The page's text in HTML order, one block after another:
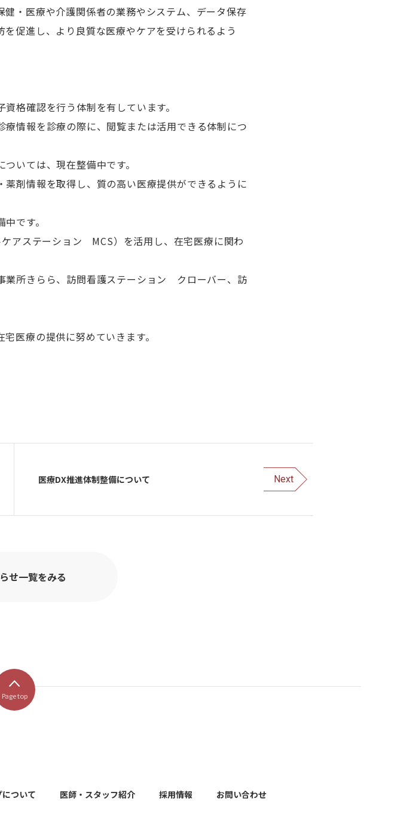
・医療や介護関係者の業務やシステム、データ保存
促進し、より良質な医療やケアを受けられるよう
格確認を行う体制を有しています。
情報を診療の際に、閲覧または活用できる体制につ
いては、現在整備中です。
剤情報を取得し、質の高い医療提供ができるように
です。
アステーション MCS）を活用し、在宅医療に関わ
業所きらら、訪問看護ステーション クローバー、訪
医療の提供に努めていきます。
Next
医療DX推進体制整備について
せ一覧をみる
Page top
ついて 医師・スタッフ紹介 採用情報 お問い合わせ